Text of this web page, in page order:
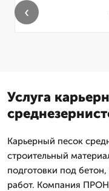
‹
Услуга
Карьерный песок
строительный
подготовки под
работ. Компания